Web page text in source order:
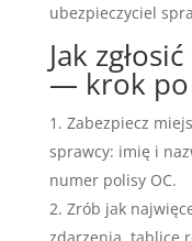
ubezpieczyciel
Jak
— krok
Zabezpiecz
sprawcy: imię i
numer polisy OC.
Zrób jak